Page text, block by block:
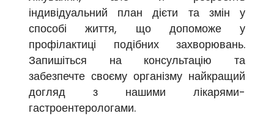
індивідуальний план дієти та змін у
способі життя, що допоможе у
профілактиці подібних захворювань.
Запишіться на консультацію та
забезпечте своєму організму найкращий
догляд з нашими лікарями-
гастроентерологами.